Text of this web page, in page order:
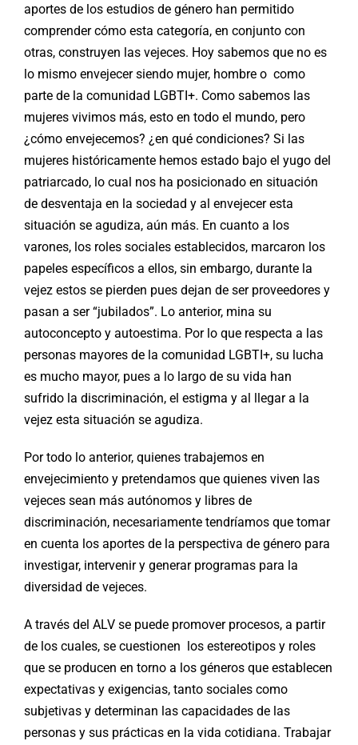
aportes de los estudios de género han permitido
comprender cómo esta categoría, en conjunto con
otras, construyen las vejeces. Hoy sabemos que no es
lo mismo envejecer siendo mujer, hombre o como
parte de la comunidad LGBTI+. Como sabemos las
mujeres vivimos más, esto en todo el mundo, pero
¿cómo envejecemos? ¿en qué condiciones? Si las
mujeres históricamente hemos estado bajo el yugo del
patriarcado, lo cual nos ha posicionado en situación
de desventaja en la sociedad y al envejecer esta
situación se agudiza, aún más. En cuanto a los
varones, los roles sociales establecidos, marcaron los
papeles específicos a ellos, sin embargo, durante la
vejez estos se pierden pues dejan de ser proveedores y
pasan a ser “jubilados”. Lo anterior, mina su
autoconcepto y autoestima. Por lo que respecta a las
personas mayores de la comunidad LGBTI+, su lucha
es mucho mayor, pues a lo largo de su vida han
sufrido la discriminación, el estigma y al llegar a la
vejez esta situación se agudiza.
Por todo lo anterior, quienes trabajemos en
envejecimiento y pretendamos que quienes viven las
vejeces sean más autónomos y libres de
discriminación, necesariamente tendríamos que tomar
en cuenta los aportes de la perspectiva de género para
investigar, intervenir y generar programas para la
diversidad de vejeces.
A través del ALV se puede promover procesos, a partir
de los cuales, se cuestionen los estereotipos y roles
que se producen en torno a los géneros que establecen
expectativas y exigencias, tanto sociales como
subjetivas y determinan las capacidades de las
personas y sus prácticas en la vida cotidiana. Trabajar